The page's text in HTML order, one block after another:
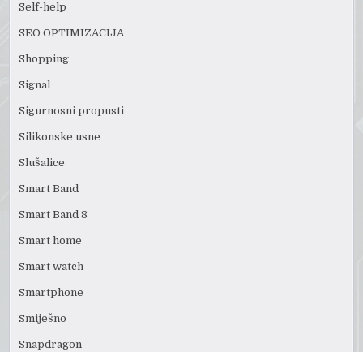
Self-help
SEO OPTIMIZACIJA
Shopping
Signal
Sigurnosni propusti
Silikonske usne
Slušalice
Smart Band
Smart Band 8
Smart home
Smart watch
Smartphone
Smiješno
Snapdragon